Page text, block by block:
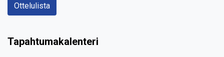
Ottelulista
Tapahtumakalenteri